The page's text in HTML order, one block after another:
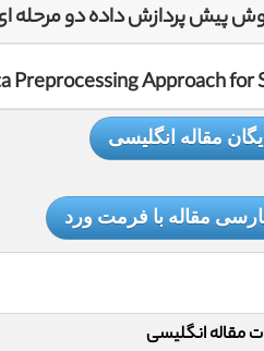
پیش پردازش داده دو مرحله
Preprocessing Approach
مقاله انگلیسی
مقاله با فرمت ورد
مقاله انگلیسی